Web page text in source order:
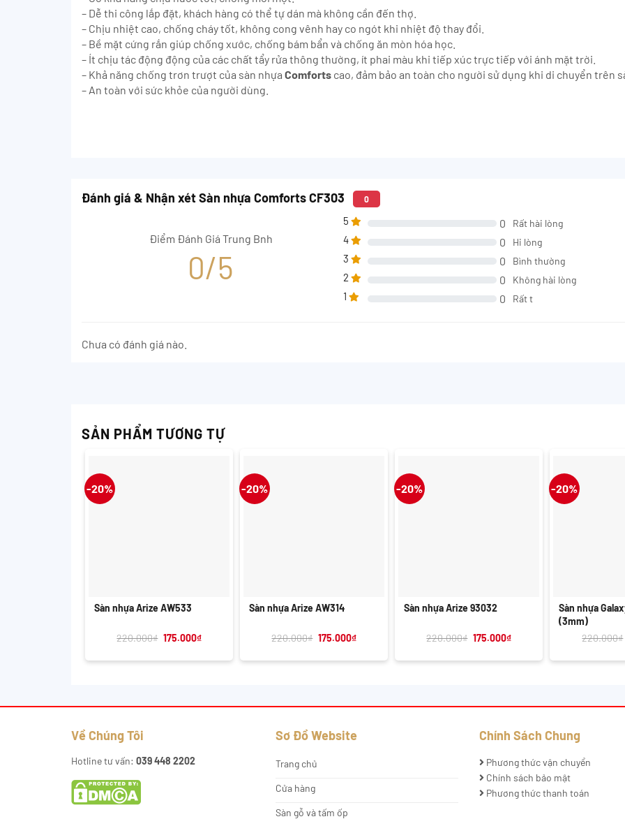
– Dễ thi công lắp đặt, khách hàng có thể tự dán mà không cần đến thợ.
– Chịu nhiệt cao, chống cháy tốt, không cong vênh hay co ngót khi nhiệt độ thay đổi.
– Bề mặt cứng rắn giúp chống xước, chống bám bẩn và chống ăn mòn hóa học.
– Ít chịu tác động động của các chất tẩy rửa thông thường, ít phai màu khi tiếp xúc trực tiếp với ánh mặt trời.
– Khả năng chống trơn trượt của sàn nhựa Comforts cao, đảm bảo an toàn cho người sử dụng khi di chuyển trên
– An toàn với sức khỏe của người dùng.
Đánh giá & Nhận xét Sàn nhựa Comforts CF303 0
Điểm Đánh Giá Trung Bnh
0/5
5 0 Rất hài lòng
4 0 Hi lòng
3 0 Bình thường
2 0 Không hài lòng
1 0 Rất t
Chưa có đánh giá nào.
SẢN PHẨM TƯƠNG TỰ
-20%
Sàn nhựa Arize AW533
220.000₫ Giá
175.000₫Giá
-20%
Sàn nhựa Arize AW314
220.000₫ Giá
175.000₫Giá
-20%
Sàn nhựa Arize 93032
220.000₫ Giá
175.000₫Giá
-20%
Sàn nhựa
(3mm)
220.000₫
Về Chúng Tôi
Hotline tư vấn: 039 448 2202
Sơ Đồ Website
Trang chủ
Cửa hàng
Sàn gỗ và tấm ốp
Chính Sách Chung
Phương thức vận chuyển
Chính sách bảo mật
Phương thức thanh toán